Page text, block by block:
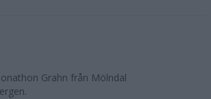
Grahn från Mölndal